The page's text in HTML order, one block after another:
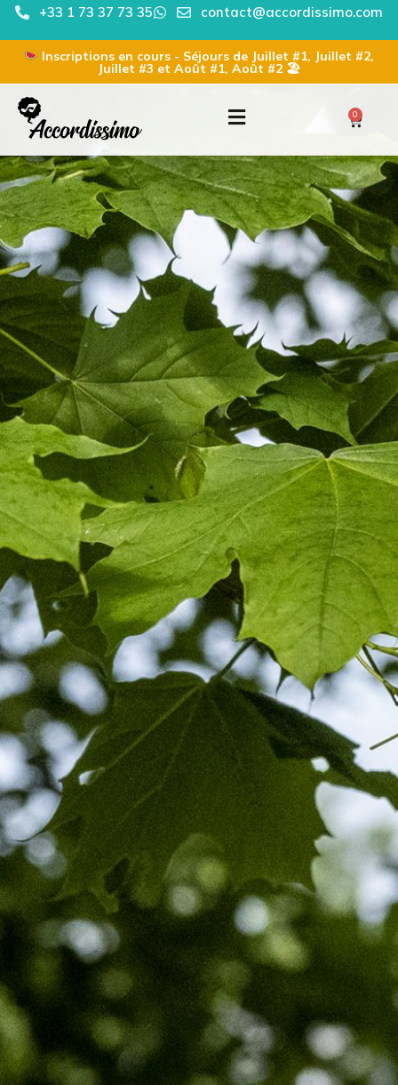
+33 1 73 37 73 35 contact@accordissimo.com
Inscriptions en cours - Séjours de Juillet #1, Juillet #2,
Juillet #3 et Août #1, Août #2 🏖
0